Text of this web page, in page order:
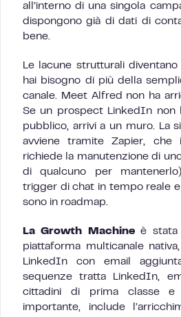
all’interno di una singola
dispongono già di dati di
bene.
Le lacune strutturali
hai bisogno di più della
canale. Meet Alfred non ha
Se un prospect LinkedIn non
pubblico, arrivi a un muro. La
avviene tramite Zapier, che
richiede la manutenzione di
di qualcuno per
trigger di chat in tempo reale
sono in roadmap.
La Growth Machineè stata
piattaforma multicanale
LinkedIn con email
sequenze tratta LinkedIn,
cittadini di prima classe e
importante, include